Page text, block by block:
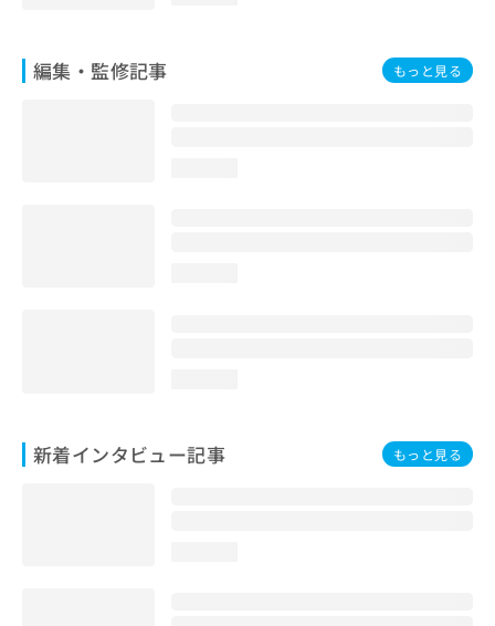
編集・監修記事 もっと見る
新着インタビュー記事 もっと見る